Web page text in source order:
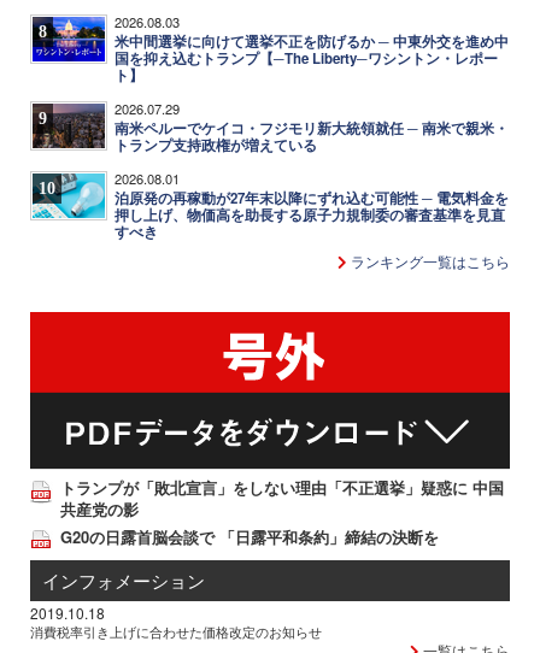
8 2026.08.03
米中間選挙に向けて選挙不正を防げるか ─ 中東外交を進め中
国を抑え込むトランプ【─The Liberty─ワシントン・レポー
ト】
9 2026.07.29
南米ペルーでケイコ・フジモリ新大統領就任 ─ 南米で親米・
トランプ支持政権が増えている
10 2026.08.01
泊原発の再稼動が27年末以降にずれ込む可能性 ─ 電気料金を
押し上げ、物価高を助長する原子力規制委の審査基準を見直
すべき
ランキング一覧はこちら
トランプが「敗北宣言」をしない理由「不正選挙」疑惑に 中国
共産党の影
G20の日露首脳会談で 「日露平和条約」締結の決断を
インフォメーション
2019.10.18
消費税率引き上げに合わせた価格改定のお知らせ